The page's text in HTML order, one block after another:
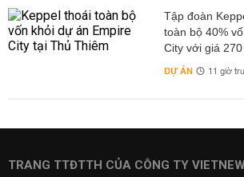
Tập đoàn
toàn bộ 40%
City với giá 270
DỰ ÁN 11 giờ
TRANG TTĐTTH CỦA CÔNG TY